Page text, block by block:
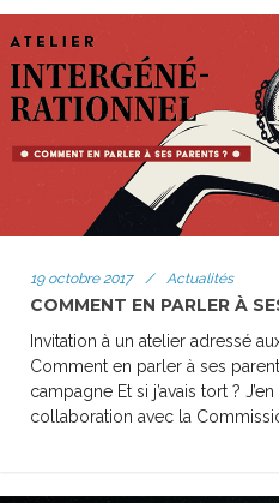
19 octobre 2017 / Actualités
COMMENT EN PARLER À
Invitation à un atelier adressé
Comment en parler à ses
campagne Et si j’avais tort ?
collaboration avec la